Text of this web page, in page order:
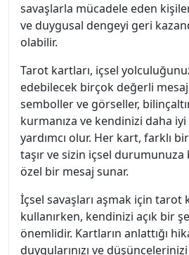
savaşlarla mücadele eden
ve duygusal dengeyi geri
olabilir.
Tarot kartları, içsel
edebilecek birçok değerli
semboller ve görseller,
kurmanıza ve kendinizi daha iyi
yardımcı olur. Her kart, farklı
taşır ve sizin içsel durumunuza
özel bir mesaj sunar.
İçsel savaşları aşmak için tarot
kullanırken, kendinizi açık bir
önemlidir. Kartların anlattığı
duygularınızı ve